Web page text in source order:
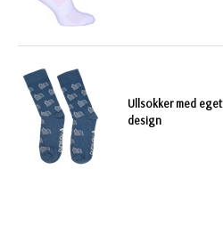
Ullsokker med eget
design